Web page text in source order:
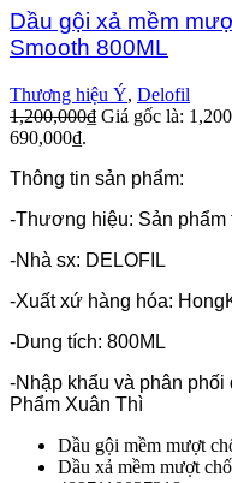
Dầu gội xả mềm
Smooth 800ML
Thương hiệu Ý, Delofil
1,200,000₫ Giá gốc là:
690,000₫.
Thông tin sản phẩm:
-Thương hiệu: Sản
-Nhà sx: DELOFIL
-Xuất xứ hàng hóa:
-Dung tích: 800ML
-Nhập khẩu và phân
Phẩm Xuân Thì
Dầu gội mềm mượt
Dầu xả mềm mượt